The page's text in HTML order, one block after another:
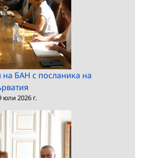
на БАН с посланика на
юли 2026 г.